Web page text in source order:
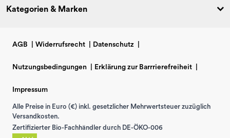
Kategorien & Marken
AGB Widerrufsrecht Datenschutz
Nutzungsbedingungen Erklärung zur Barrrierefreiheit
Impressum
Alle Preise in Euro (€) inkl. gesetzlicher Mehrwertsteuer zuzüglich
Versandkosten.
Zertifizierter Bio-Fachhändler durch DE-ÖKO-006